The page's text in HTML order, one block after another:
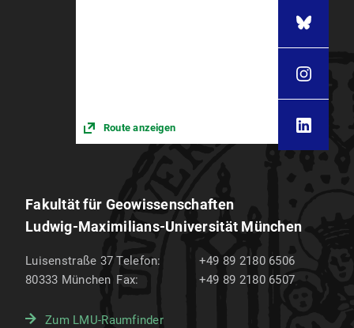
Route anzeigen
Fakultät für Geowissenschaften
Ludwig-Maximilians-Universität München
Luisenstraße 37
80333 München
Telefon:
+49 89 2180 6506
Fax:
+49 89 2180 6507
Zum LMU-Raumfinder